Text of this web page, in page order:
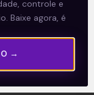
controle e
Baixe agora, é
→